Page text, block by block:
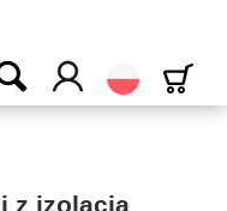
Polski
z izolacją